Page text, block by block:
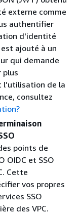
externe comme
authentifier
d'identité
ajouté à un
qui demande
plus
l’utilisation de la
consultez
points de
OIDC et SSO
Cette
vos propres
SSO
des VPC.